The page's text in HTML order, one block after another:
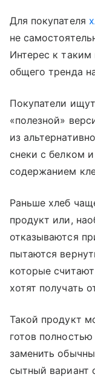
Для покупателя
не
Интерес к
общего тренда
Покупатели
«полезной»
из
снеки с белком
содержанием
Раньше хлеб
продукт или,
отказываются
пытаются
которые
хотят получать
Такой продукт
готов
заменить
сытный вариант